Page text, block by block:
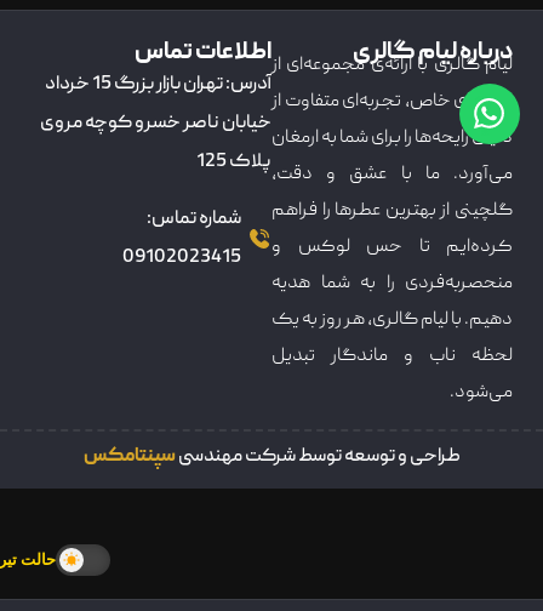
حالت تیره
درباره لیام گالری
لیام گالری با ارائه‌ی مجموعه‌ای از
عطرهای خاص، تجربه‌ای متفاوت از
دنیای رایحه‌ها را برای شما به ارمغان
می‌آورد. ما با عشق و دقت،
گلچینی از بهترین عطرها را فراهم
کرده‌ایم تا حس لوکس و
منحصربه‌فردی را به شما هدیه
دهیم. با لیام گالری، هر روز به یک
لحظه ناب و ماندگار تبدیل
می‌شود.
اطلاعات تماس
آدرس: تهران بازار بزرگ 15 خرداد
خیابان ناصر خسرو کوچه مروی
پلاک 125
شماره تماس:
09102023415
طراحی و توسعه توسط شرکت مهندسیسپنتامکس